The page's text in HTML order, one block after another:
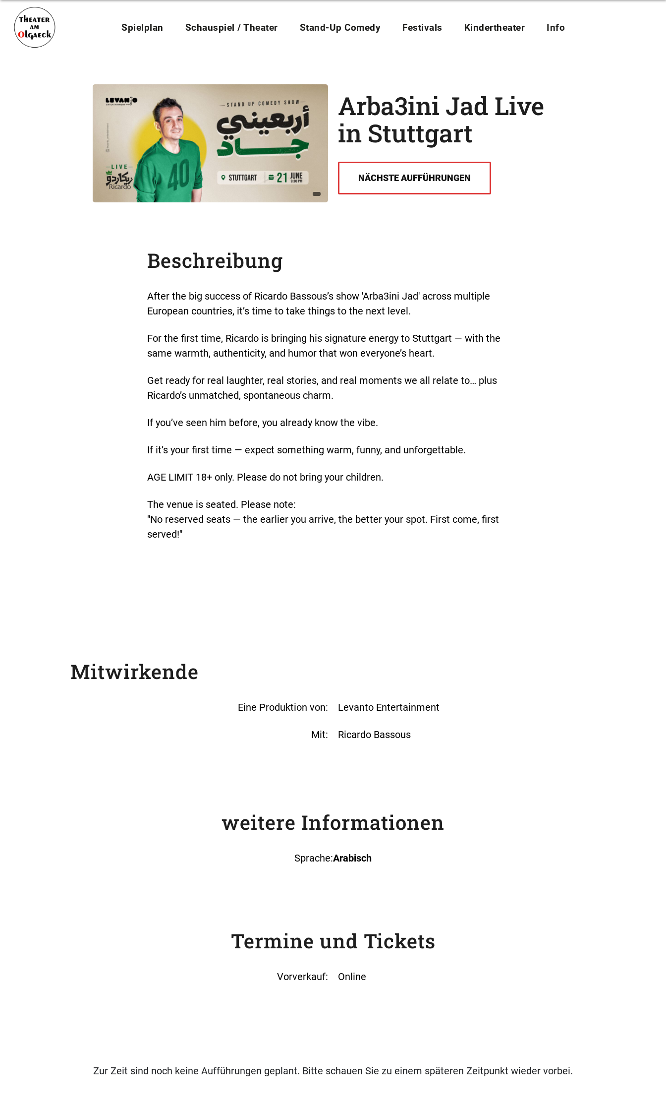
Spielplan Schauspiel / Theater Stand-Up Comedy Festivals Kindertheater Info
Arba3ini Jad Live
in Stuttgart
NÄCHSTE AUFFÜHRUNGEN
Beschreibung
After the big success of Ricardo Bassous’s show 'Arba3ini Jad' across multiple
European countries, it’s time to take things to the next level.
For the first time, Ricardo is bringing his signature energy to Stuttgart — with the
same warmth, authenticity, and humor that won everyone’s heart.
Get ready for real laughter, real stories, and real moments we all relate to… plus
Ricardo’s unmatched, spontaneous charm.
If you’ve seen him before, you already know the vibe.
If it’s your first time — expect something warm, funny, and unforgettable.
AGE LIMIT 18+ only. Please do not bring your children.
The venue is seated. Please note:
"No reserved seats — the earlier you arrive, the better your spot. First come, first
served!"
Mitwirkende
Eine Produktion von: Levanto Entertainment
Mit: Ricardo Bassous
weitere Informationen
Sprache:Arabisch
Termine und Tickets
Vorverkauf: Online
Zur Zeit sind noch keine Aufführungen geplant. Bitte schauen Sie zu einem späteren Zeitpunkt wieder vorbei.